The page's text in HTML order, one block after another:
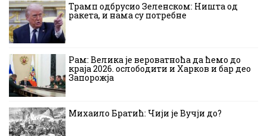
Трамп одбрусио Зеленском: Ништа од
ракета, и нама су потребне
Рам: Велика је вероватноћа да ћемо до
краја 2026. ослободити и Харков и бар део
Запорожја
Михаило Братић: Чији је Вучји до?